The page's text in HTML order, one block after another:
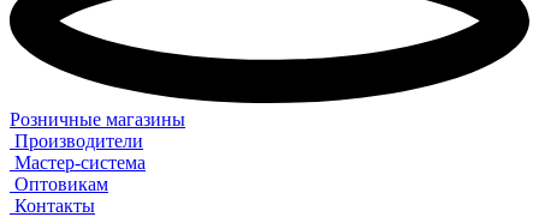
Розничные магазины
Производители
Мастер-система
Оптовикам
Контакты